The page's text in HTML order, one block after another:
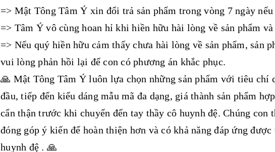
=> Mật Tông Tâm Ý xin đổi trả sản phẩm trong vòng 7 ngày
=> Tâm Ý vô cùng hoan hỉ khi hiền hữu hài lòng về sản phẩm
=> Nếu quý hiền hữu cảm thấy chưa hài lòng về sản phẩm, sản
vui lòng phản hồi lại để con có phương án khắc phục.
🙏 Mật Tông Tâm Ý luôn lựa chọn những sản phẩm với tiêu chí
đầu, tiếp đến kiểu dáng mẫu mã đa dạng, giá thành sản phẩm
cẩn thận trước khi chuyển đến tay thầy cô huynh đệ. Chúng
đóng góp ý kiến để hoàn thiện hơn và có khả năng đáp ứng
huynh đệ . 🙏